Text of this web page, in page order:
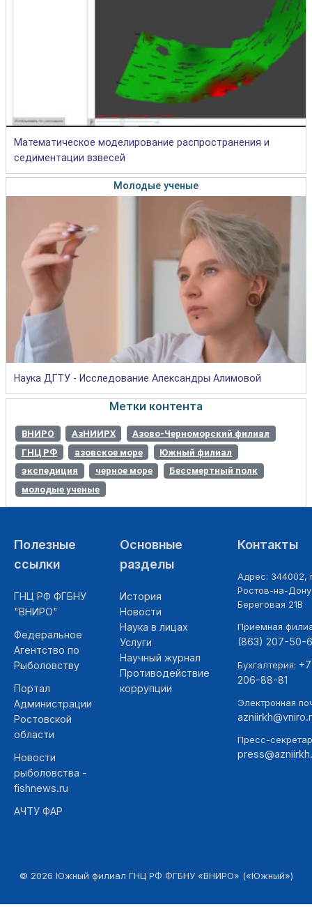
Математическое моделирование распространения и
седиментации взвесей
Молодые ученые
Наука ДГТУ - Исследование Александры Алимовой
Метки контента
ВНИРО АзНИИРХ
Азово-Черноморский филиал
ГНЦ РФ
азовское море
Южный филиал
экспедиция
черное море
Бессмертный полк
молодые ученые
Полезные
ссылки
ГНЦ РФ ФГБНУ
"ВНИРО"
Федеральное
Агентство по
Рыболовству
Портал
Администрации
Ростовской
области
Новости
рыболовства -
fishnews.ru
АЧТУ ФАР
Основные
разделы
История
Новости
Наука в лицах
Услуги
Научный журнал
Противодействие
коррупции
Контакты
Адрес: 344002,
Ростов-на-
Береговая 21В
Приемная
(863) 207-50-
Бухгалтерия:
206-88-81
Электронная
Пресс-
© 2026 Южный филиал ГНЦ РФ ФГБНУ «ВНИРО» («Южный»)